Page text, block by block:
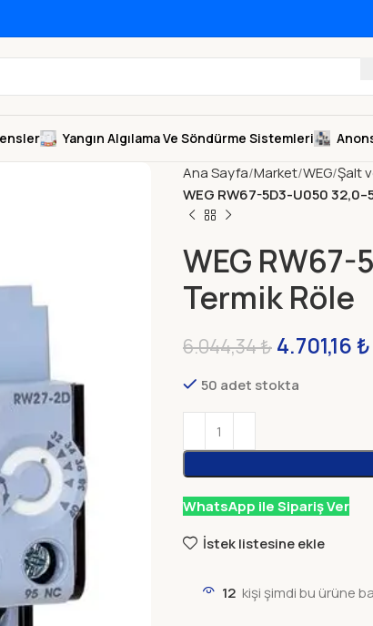
Yangın Algılama Ve Söndürme Sistemleri
Ana Sayfa Market WEG Şalt
WEG RW67-5D3-U050
WEG
Termik Röle
6.044,34₺ 4.701,16 ₺
50 adet stokta
WhatsApp ile Sipariş Ver
İstek listesine ekle
12 kişi şimdi bu ürüne